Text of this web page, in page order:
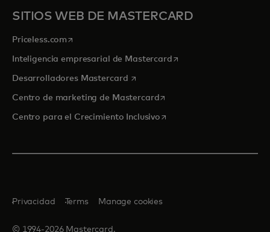
SITIOS WEB DE MASTERCARD
Priceless.com se abre en una pestaña nueva
Inteligencia empresarial de Mastercardse abre en una pestaña
Desarrolladores Mastercard se abre en una pestaña nueva
Centro de marketing de Mastercardse abre en una pestaña
Centro para el Crecimiento Inclusivose abre en una pestaña
© 1994-2026 Mastercard.
Privacidad Terms Manage cookies